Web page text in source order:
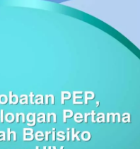
Masalah Kulit Lain
Infeksi
Keluhan Kulit
Non Infeksi
Tips dan Trik
Cerita